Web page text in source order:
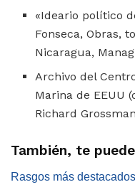
«Ideario político
Fonseca, Obras,
Nicaragua,
Archivo del
Marina de EEUU
Richard
También, te
Rasgos más